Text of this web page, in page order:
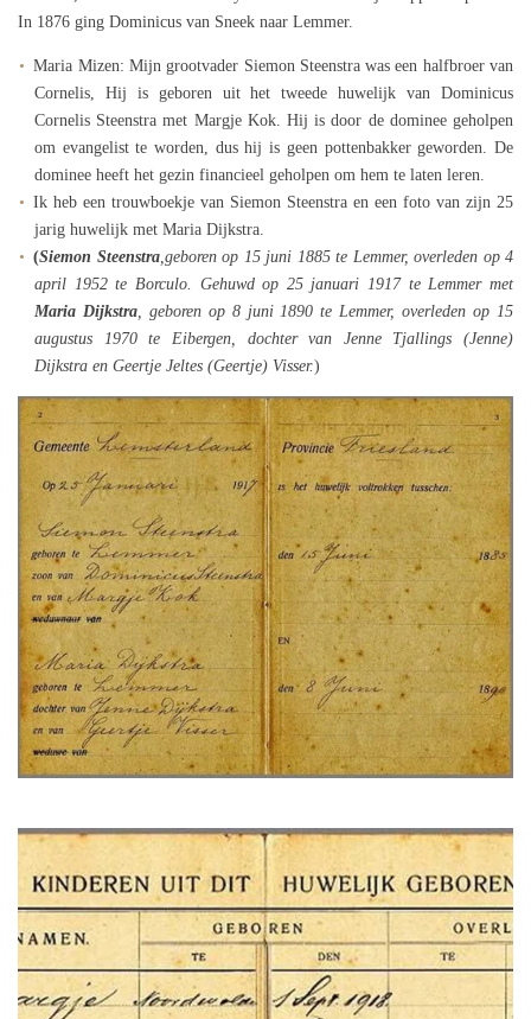
In 1876 ging Dominicus van Sneek naar Lemmer.
Maria Mizen: Mijn grootvader Siemon Steenstra was een halfbroer van
Cornelis, Hij is geboren uit het tweede huwelijk van Dominicus
Cornelis Steenstra met Margje Kok. Hij is door de dominee geholpen
om evangelist te worden, dus hij is geen pottenbakker geworden. De
dominee heeft het gezin financieel geholpen om hem te laten leren.
Ik heb een trouwboekje van Siemon Steenstra en een foto van zijn 25
jarig huwelijk met Maria Dijkstra.
(Siemon Steenstra,geboren op 15 juni 1885 te Lemmer, overleden op 4
april 1952 te Borculo. Gehuwd op 25 januari 1917 te Lemmer met
Maria Dijkstra, geboren op 8 juni 1890 te Lemmer, overleden op 15
augustus 1970 te Eibergen, dochter van Jenne Tjallings (Jenne)
Dijkstra en Geertje Jeltes (Geertje) Visser.)